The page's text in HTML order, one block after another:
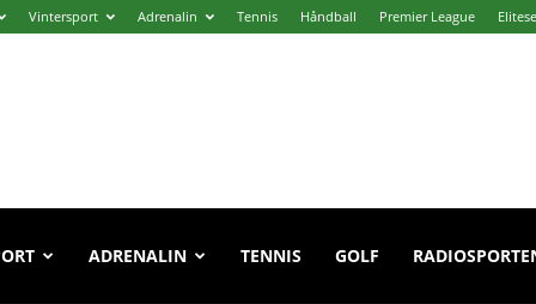
Vintersport Adrenalin Tennis Håndball Premier League
ADRENALIN TENNIS GOLF